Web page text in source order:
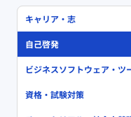
キャリア・志
自己啓発
ビジネスソフトウェア・ツ
資格・試験対策